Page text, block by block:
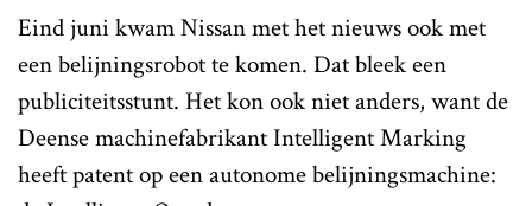
Eind juni kwam Nissan met het nieuws ook met
een belijningsrobot te komen. Dat bleek een
publiciteitsstunt. Het kon ook niet anders, want de
Deense machinefabrikant Intelligent Marking
heeft patent op een autonome belijningsmachine: